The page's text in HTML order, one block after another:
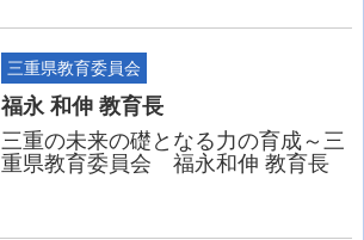
三重県教育委員会
福永 和伸 教育長
三重の未来の礎となる力の育成～三
重県教育委員会 福永和伸 教育長